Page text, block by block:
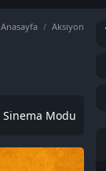
Anasayfa Aksiyon
Sinema Modu